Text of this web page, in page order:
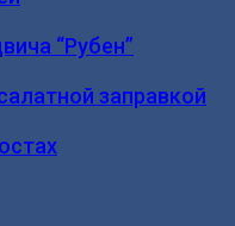
“Рубен”
заправкой